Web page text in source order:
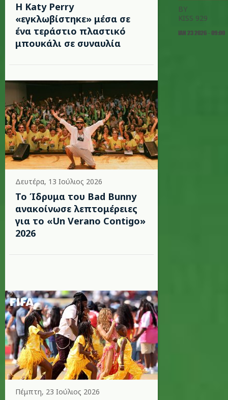
H Katy Perry
«εγκλωβίστηκε» μέσα σε
ένα τεράστιο πλαστικό
μπουκάλι σε συναυλία
Δευτέρα, 13 Ιούλιος 2026
Το Ίδρυμα του Bad Bunny
ανακοίνωσε λεπτομέρειες
για το «Un Verano Contigo»
2026
Πέμπτη, 23 Ιούλιος 2026
BY
KISS 929
ΙΑΝ 23 2026 - 09:00